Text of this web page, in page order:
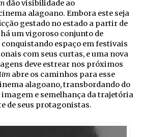
dão visibilidade ao
alagoano. Embora este seja
gestado no estado a partir de
um vigoroso conjunto de
espaço em festivais
com seus curtas, e uma nova
deve estrear nos próximos
abre os caminhos para esse
alagoano, transbordando do
imagem e semelhança da trajetória
de seus protagonistas.